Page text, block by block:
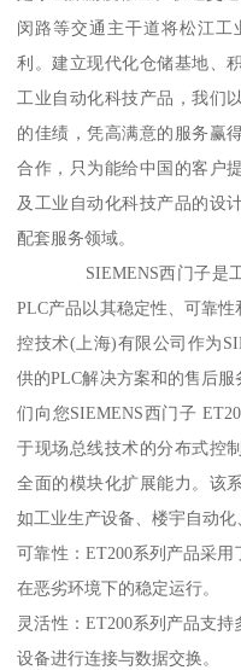
闵路等交通主干道将松江
利。建立现代化仓储基地、
工业自动化科技产品，我们
的佳绩，凭高满意的服务赢
合作，只为能给中国的客户
及工业自动化科技产品的设
配套服务领域。
SIEMENS西门子是工业
PLC产品以其稳定性、可靠
控技术(上海)有限公司作为
供的PLC解决方案和的售后
们向您SIEMENS西门子
于现场总线技术的分布式控
全面的模块化扩展能力。该
如工业生产设备、楼宇自动化
可靠性：ET200系列产品采
在恶劣环境下的稳定运行。
灵活性：ET200系列产品支
设备进行连接与数据交换。